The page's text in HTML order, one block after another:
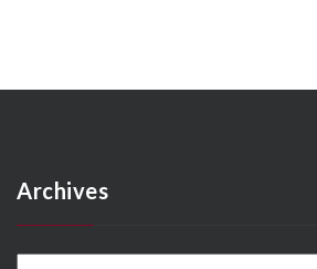
Archives